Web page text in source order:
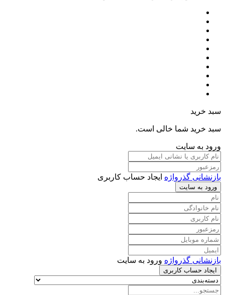
سبد خرید
سبد خرید شما خالی است.
ورود به سایت
بازنشانی گذرواژه ایجاد حساب کاربری
ورود به سایت
بازنشانی گذرواژه ورود به سایت
ایجاد حساب کاربری